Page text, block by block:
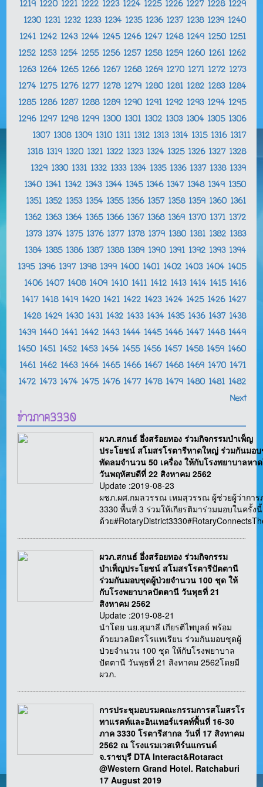
1219 1220 1221 1222 1223 1224 1225 1226 1227 1228 1229
1230 1231 1232 1233 1234 1235 1236 1237 1238 1239 1240
1241 1242 1243 1244 1245 1246 1247 1248 1249 1250 1251
1252 1253 1254 1255 1256 1257 1258 1259 1260 1261 1262
1263 1264 1265 1266 1267 1268 1269 1270 1271 1272 1273
1274 1275 1276 1277 1278 1279 1280 1281 1282 1283 1284
1285 1286 1287 1288 1289 1290 1291 1292 1293 1294 1295
1296 1297 1298 1299 1300 1301 1302 1303 1304 1305 1306
1307 1308 1309 1310 1311 1312 1313 1314 1315 1316 1317
1318 1319 1320 1321 1322 1323 1324 1325 1326 1327 1328
1329 1330 1331 1332 1333 1334 1335 1336 1337 1338 1339
1340 1341 1342 1343 1344 1345 1346 1347 1348 1349 1350
1351 1352 1353 1354 1355 1356 1357 1358 1359 1360 1361
1362 1363 1364 1365 1366 1367 1368 1369 1370 1371 1372
1373 1374 1375 1376 1377 1378 1379 1380 1381 1382 1383
1384 1385 1386 1387 1388 1389 1390 1391 1392 1393 1394
1395 1396 1397 1398 1399 1400 1401 1402 1403 1404 1405
1406 1407 1408 1409 1410 1411 1412 1413 1414 1415 1416
1417 1418 1419 1420 1421 1422 1423 1424 1425 1426 1427
1428 1429 1430 1431 1432 1433 1434 1435 1436 1437 1438
1439 1440 1441 1442 1443 1444 1445 1446 1447 1448 1449
1450 1451 1452 1453 1454 1455 1456 1457 1458 1459 1460
1461 1462 1463 1464 1465 1466 1467 1468 1469 1470 1471
1472 1473 1474 1475 1476 1477 1478 1479 1480 1481 1482
Next
ข่าวภาค3330
ผวภ.สกนธ์ อึ่งสร้อยทอง ร่วมกิจกรรมบำเพ็ญ
ประโยชน์ สโมสรโรตารีหาดใหญ่ ร่วมกันมอ
พัดลมจำนวน 50 เครื่อง ให้กับโรงพยาบาลหา
วันพฤหัสบดีที่ 22 สิงหาคม 2562
Update :2019-08-23
ผชภ.ผศ.กมลวรรณ เหมสุวรรณ ผู้ช่วยผู้ว่าการ
3330 พื้นที่ 3 ร่วมให้เกียรติมาร่วมมอบในครั้งนี้
ด้วย
ผวภ.สกนธ์ อึ่งสร้อยทอง ร่วมกิจกรรม
บำเพ็ญประโยชน์ สโมสรโรตารีปัตตานี
ร่วมกันมอบชุดผู้ป่วยจำนวน 100 ชุด ให้
กับโรงพยาบาลปัตตานี วันพุธที่ 21
สิงหาคม 2562
Update :2019-08-21
นำโดย นย.สุมาลี เกียรติไพบูลย์ พร้อม
ด้วยมวลมิตรโรแทเรียน ร่วมกันมอบชุดผู้
ป่วยจำนวน 100 ชุด ให้กับโรงพยาบาล
ปัตตานี วันพุธที่ 21 สิงหาคม 2562โดยมี
ผวภ.
การประชุมอบรมคณะกรรมการสโมสรโร
ทาแรคท์และอินเทอร์แรคท์พื้นที่ 16-30
ภาค 3330 โรตารีสากล วันที่ 17 สิงหาคม
2562 ณ โรงแรมเวสเทิร์นแกรนด์
จ.ราชบุรี DTA Interact&Rotaract
@Western Grand Hotel. Ratchaburi
17 August 2019